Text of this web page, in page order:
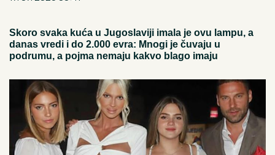
Skoro svaka kuća u Jugoslaviji imala je ovu lampu, a
danas vredi i do 2.000 evra: Mnogi je čuvaju u
podrumu, a pojma nemaju kakvo blago imaju